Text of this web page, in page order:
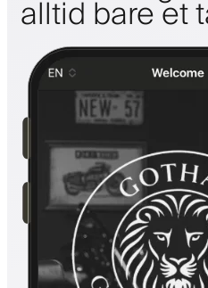
alltid bare et